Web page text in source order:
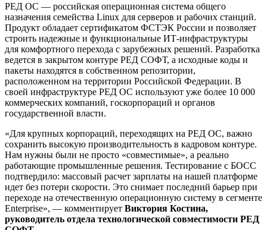
РЕД ОС — российская операционная система общего
назначения семейства Linux для серверов и рабочих станций.
Продукт обладает сертификатом ФСТЭК России и позволяет
строить надежные и функциональные ИТ-инфраструктуры
для комфортного перехода с зарубежных решений. Разработка
ведется в закрытом контуре РЕД СОФТ, а исходные коды и
пакеты находятся в собственном репозитории,
расположенном на территории Российской Федерации. В
своей инфраструктуре РЕД ОС используют уже более 10 000
коммерческих компаний, госкорпораций и органов
государственной власти.
«Для крупных корпораций, переходящих на РЕД ОС, важно
сохранить высокую производительность в кадровом контуре.
Нам нужны были не просто «совместимые», а реально
работающие промышленные решения. Тестирование с БОСС
подтвердило: массовый расчет зарплаты на нашей платформе
идет без потери скорости. Это снимает последний барьер при
переходе на отечественную операционную систему в сегменте
Enterprise», — комментирует Виктория Костина,
руководитель отдела технологической совместимости РЕД